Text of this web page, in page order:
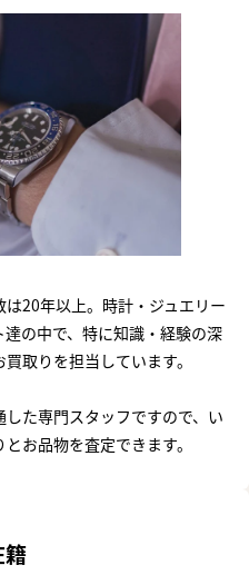
20年以上。時計・ジュエリー
の中で、特に知識・経験の深
取りを担当しています。
た専門スタッフですので、い
お品物を査定できます。
籍